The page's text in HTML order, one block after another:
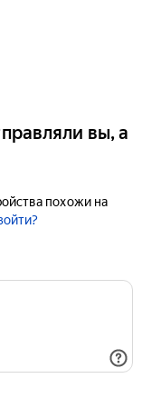
вы, а
похожи на